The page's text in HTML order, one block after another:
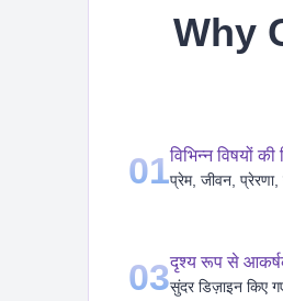
Why
01विभिन्न विषयों की
प्रेम, जीवन, प्रेरणा,
03दृश्य रूप से
सुंदर डिज़ाइन किए